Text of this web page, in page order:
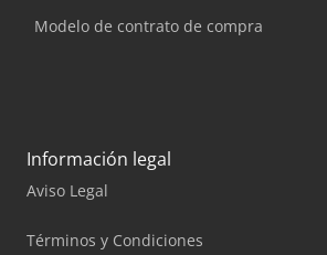
Modelo de contrato de compra
Información legal
Aviso Legal
Términos y Condiciones